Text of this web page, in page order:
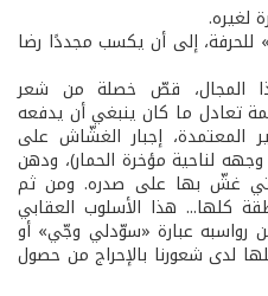
لغيره.
للحرفة، إلى أن يكسب مجددًا رضا
المجال، قصّ خصلة من شعر
تعادل ما كان ينبغي أن يدفعه
المعتمدة، إجبار الغشّاش على
لناحية مؤخرة الحمار)، ودهن
غشّ بها على صدره. ومن ثم
كلها... هذا الأسلوب العقابي
رواسبه عبارة «سوّدلي وجّي» أو
لدى شعورنا بالإحراج من حصول